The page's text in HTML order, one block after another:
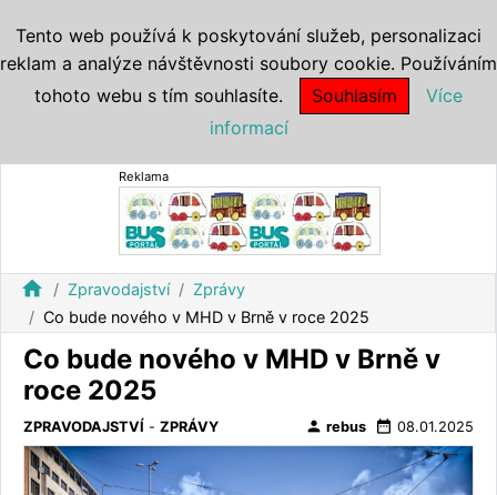
Reklama
home Zpravodajství
Zprávy
Co bude nového v MHD v Brně v roce 2025
Co bude nového v MHD v Brně v
roce 2025
ZPRAVODAJSTVÍ - ZPRÁVY person rebus date_range 08.01.2025
Tento web používá k poskytování služeb, personalizaci
reklam a analýze návštěvnosti soubory cookie. Používáním
tohoto webu s tím souhlasíte.
Souhlasím
Více
informací